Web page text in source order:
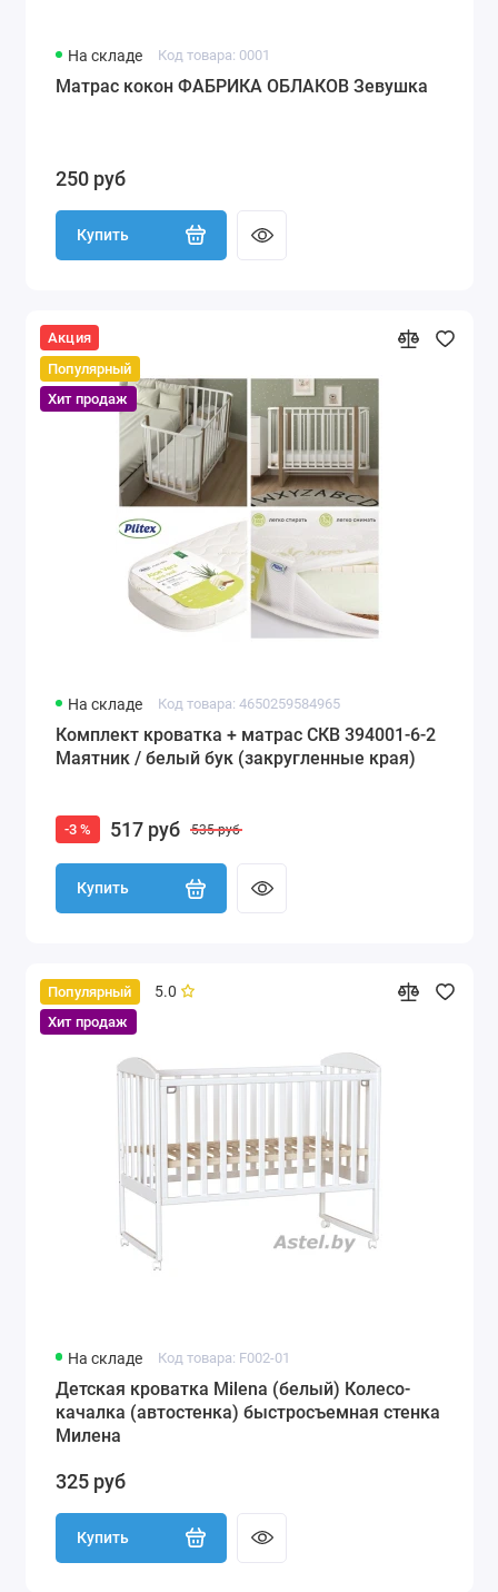
На складе Код товара: 0001
Матрас кокон ФАБРИКА ОБЛАКОВ Зевушка
250 руб
Купить
Акция
Популярный
Хит продаж
На складе Код товара: 4650259584965
Комплект кроватка + матрас СКВ 394001-6-2
Маятник / белый бук (закругленные края)
-3 % 517 руб 535 руб
Купить
Популярный
Хит продаж
5.0
На складе Код товара: F002-01
Детская кроватка Milena (белый) Колесо-
качалка (автостенка) быстросъемная стенка
Милена
325 руб
Купить